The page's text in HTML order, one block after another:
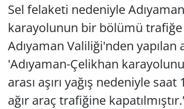
Sel felaketi nedeniyle
karayolunun bir bölümü trafiğe
Adıyaman Valiliği'nden yapılan
'Adıyaman-Çelikhan
arası aşırı yağış nedeniyle
ağır araç trafiğine